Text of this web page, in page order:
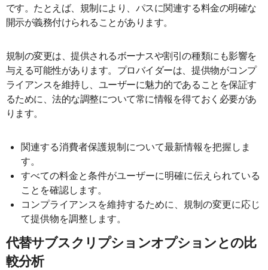
です。たとえば、規制により、パスに関連する料金の明確な
開示が義務付けられることがあります。
規制の変更は、提供されるボーナスや割引の種類にも影響を
与える可能性があります。プロバイダーは、提供物がコンプ
ライアンスを維持し、ユーザーに魅力的であることを保証す
るために、法的な調整について常に情報を得ておく必要があ
ります。
関連する消費者保護規制について最新情報を把握しま
す。
すべての料金と条件がユーザーに明確に伝えられている
ことを確認します。
コンプライアンスを維持するために、規制の変更に応じ
て提供物を調整します。
代替サブスクリプションオプションとの比
較分析